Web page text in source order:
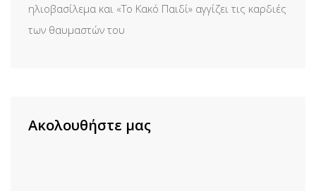
ηλιοβασίλεμα και «Το Κακό Παιδί» αγγίζει τις καρδιές
των θαυμαστών του
Ακολουθήστε μας